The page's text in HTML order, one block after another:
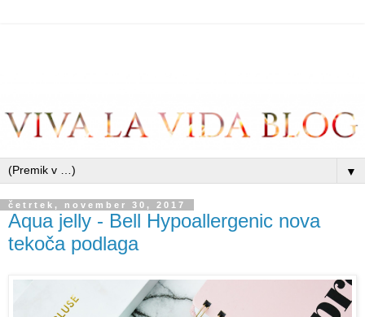
▼
četrtek, november 30, 2017
Aqua jelly - Bell Hypoallergenic nova
tekoča podlaga